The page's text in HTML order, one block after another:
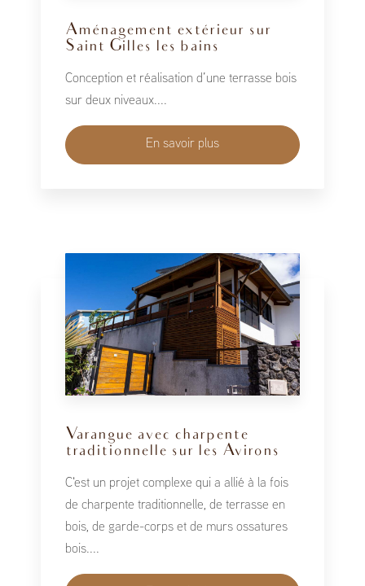
Aménagement extérieur sur
Saint Gilles les bains
Conception et réalisation d’une terrasse bois
sur deux niveaux....
En savoir plus
Varangue avec charpente
traditionnelle sur les Avirons
C'est un projet complexe qui a allié à la fois
de charpente traditionnelle, de terrasse en
bois, de garde-corps et de murs ossatures
bois....